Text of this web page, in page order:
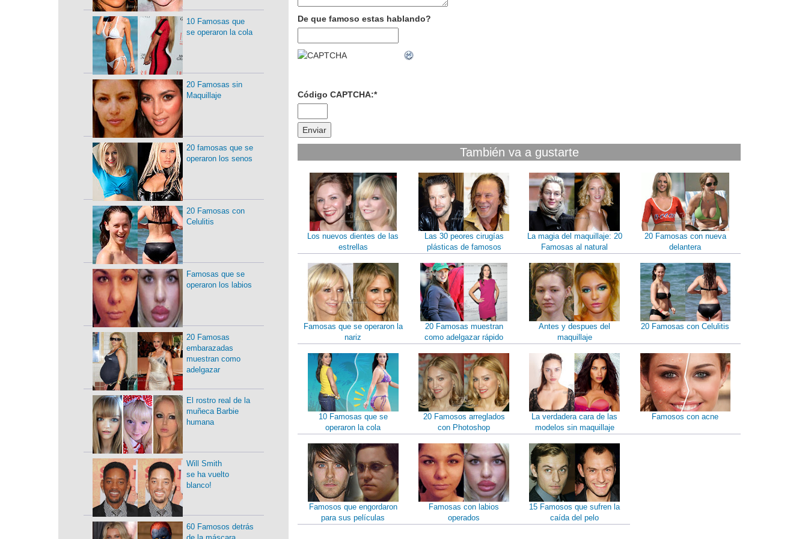
De que famoso estas hablando?
Código CAPTCHA:*
También va a gustarte
Los nuevos dientes de las
estrellas
Las 30 peores cirugías
plásticas de famosos
La magia del maquillaje: 20
Famosas al natural
20 Famosas con nueva
delantera
Famosas que se operaron la
nariz
20 Famosas muestran
como adelgazar rápido
Antes y despues del
maquillaje
20 Famosas con Celulitis
10 Famosas que se
operaron la cola
20 Famosos arreglados
con Photoshop
La verdadera cara de las
modelos sin maquillaje
Famosos con acne
Famosos que engordaron
para sus películas
Famosas con labios
operados
15 Famosos que sufren la
caída del pelo
10 Famosas que
se operaron la cola
20 Famosas sin
Maquillaje
20 famosas que se
operaron los senos
20 Famosas con
Celulitis
Famosas que se
operaron los labios
20 Famosas
embarazadas
muestran como
adelgazar
El rostro real de la
muñeca Barbie
humana
Will Smith
se ha vuelto
blanco!
60 Famosos detrás